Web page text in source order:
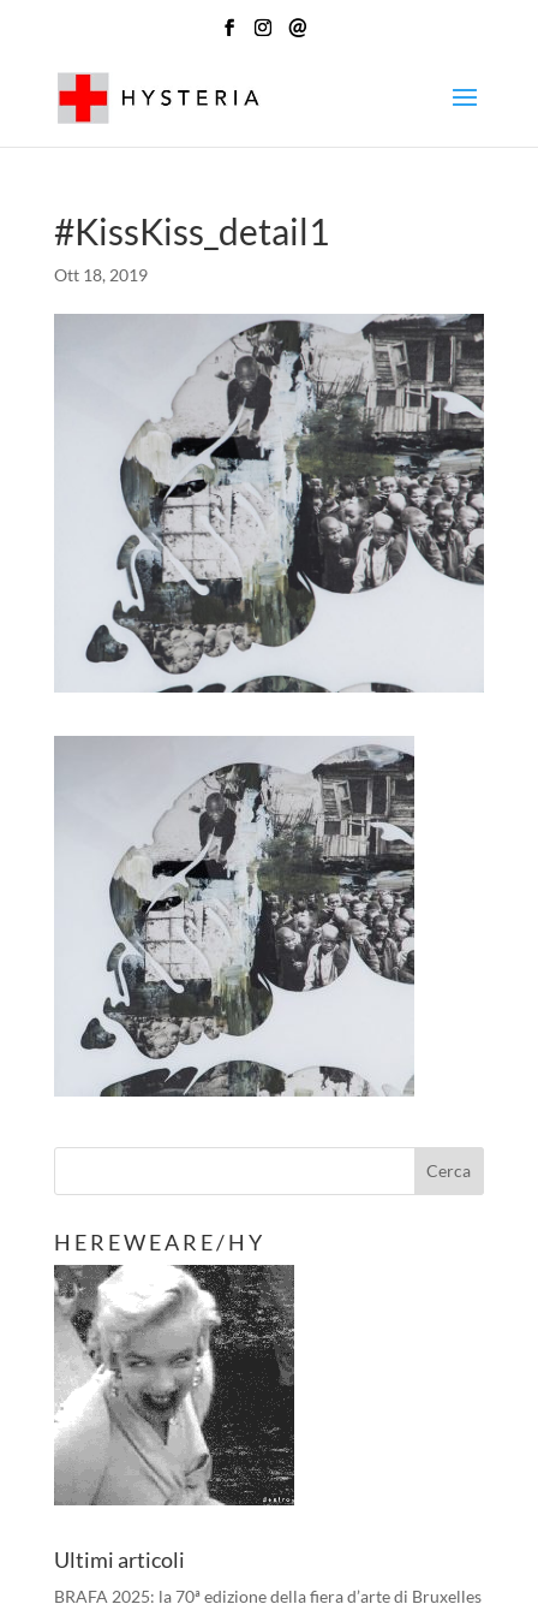
@
#KissKiss_detail1
Ott 18, 2019
H E R E W E A R E / H Y
Ultimi articoli
BRAFA 2025: la 70ª edizione della fiera d’arte di Bruxelles